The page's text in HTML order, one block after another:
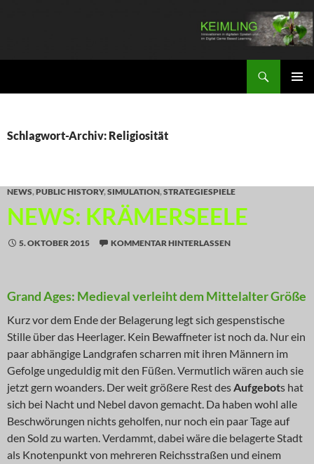
Schlagwort-Archiv: Religiosität
NEWS,PUBLIC HISTORY,SIMULATION,STRATEGIESPIELE
NEWS: KRÄMERSEELE
5. OKTOBER 2015 KOMMENTAR HINTERLASSEN
Grand Ages: Medieval verleiht dem Mittelalter Größe
Kurz vor dem Ende der Belagerung legt sich gespenstische
Stille über das Heerlager. Kein Bewaffneter ist noch da. Nur ein
paar abhängige Landgrafen scharren mit ihren Männern im
Gefolge ungeduldig mit den Füßen. Vermutlich wären auch sie
jetzt gern woanders. Der weit größere Rest desAufgebots hat
sich bei Nacht und Nebel davon gemacht. Da haben wohl alle
Beschwörungen nichts geholfen, nur noch ein paar Tage auf
den Sold zu warten. Verdammt, dabei wäre die belagerte Stadt
als Knotenpunkt von mehreren Reichsstraßen und einem